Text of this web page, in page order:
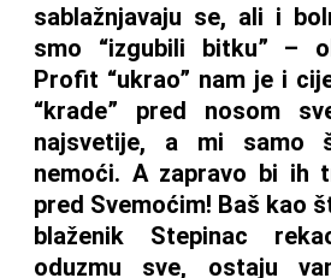
sablažnjavaju se, ali i
smo “izgubili bitku” –
Profit “ukrao” nam je i
“krade” pred nosom
najsvetije, a mi samo
nemoći. A zapravo bi ih
pred Svemoćim! Baš kao
blaženik Stepinac
oduzmu sve, ostaju